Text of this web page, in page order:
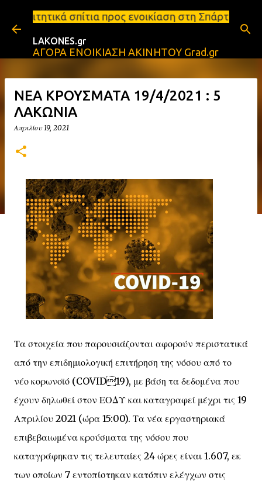
Μετάβαση στο κύριο περιεχόμενο
προς ενοικίαση στη Σπάρτη Ενοικιάσεις
LAKONES.gr
ΑΓΟΡΑ ΕΝΟΙΚΙΑΣΗ ΑΚΙΝΗΤΟΥ Grad.gr
ΝΕΑ ΚΡΟΥΣΜΑΤΑ 19/4/2021 : 5
ΛΑΚΩΝΙΑ
Απριλίου 19, 2021
Τα στοιχεία που παρουσιάζονται αφορούν περιστατικά
από την επιδημιολογική επιτήρηση της νόσου από το
νέο κορωνοϊό (COVID19), με βάση τα δεδομένα που
έχουν δηλωθεί στον ΕΟΔΥ και καταγραφεί μέχρι τις 19
Απριλίου 2021 (ώρα 15:00). Τα νέα εργαστηριακά
επιβεβαιωμένα κρούσματα της νόσου που
καταγράφηκαν τις τελευταίες 24 ώρες είναι 1.607, εκ
των οποίων 7 εντοπίστηκαν κατόπιν ελέγχων στις